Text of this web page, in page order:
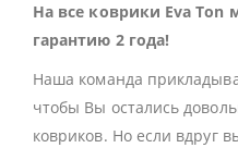
На все коврики Eva Ton
гарантию 2 года!
Наша команда
чтобы Вы остались
ковриков. Но если вдруг